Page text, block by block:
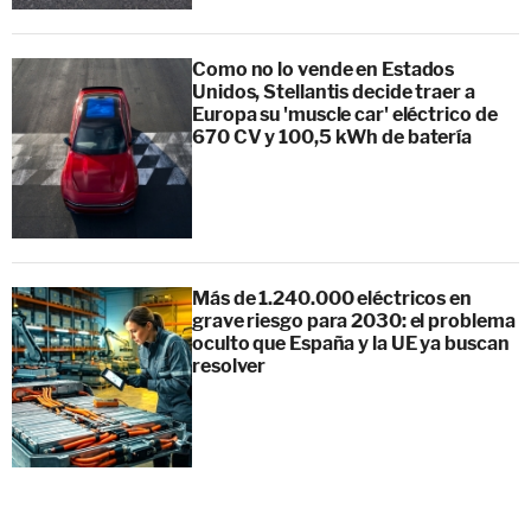
Como no lo vende en Estados
Unidos, Stellantis decide traer a
Europa su 'muscle car' eléctrico de
670 CV y 100,5 kWh de batería
Más de 1.240.000 eléctricos en
grave riesgo para 2030: el problema
oculto que España y la UE ya buscan
resolver